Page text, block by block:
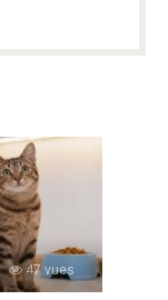
47 vues